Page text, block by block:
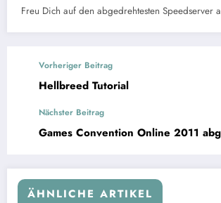
Freu Dich auf den abgedrehtesten Speedserver
Vorheriger Beitrag
Hellbreed Tutorial
Nächster Beitrag
Games Convention Online 2011
ÄHNLICHE ARTIKEL